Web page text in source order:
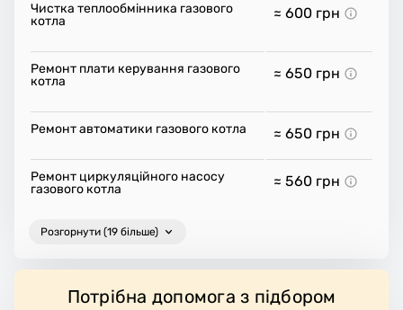
Чистка теплообмінника газового
котла
≈ 600 грн
Ремонт плати керування газового
котла
≈ 650 грн
Ремонт автоматики газового котла ≈ 650 грн
Ремонт циркуляційного насосу
газового котла
≈ 560 грн
Розгорнути (19 більше)
Потрібна допомога з підбором